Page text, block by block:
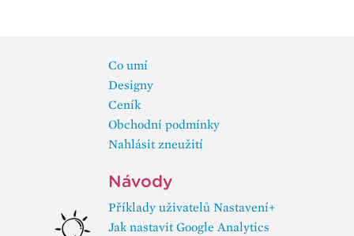
Co umí
Designy
Ceník
Obchodní podmínky
Nahlásit zneužití
Návody
Příklady uživatelů Nastavení+
Jak nastavit Google Analytics